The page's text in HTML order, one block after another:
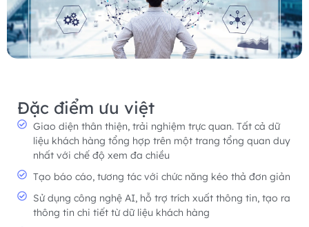
Đặc điểm ưu việt
Giao diện thân thiện, trải nghiệm trực quan. Tất cả dữ
liệu khách hàng tổng hợp trên một trang tổng quan duy
nhất với chế độ xem đa chiều
Tạo báo cáo, tương tác với chức năng kéo thả đơn giản
Sử dụng công nghệ AI, hỗ trợ trích xuất thông tin, tạo ra
thông tin chi tiết từ dữ liệu khách hàng